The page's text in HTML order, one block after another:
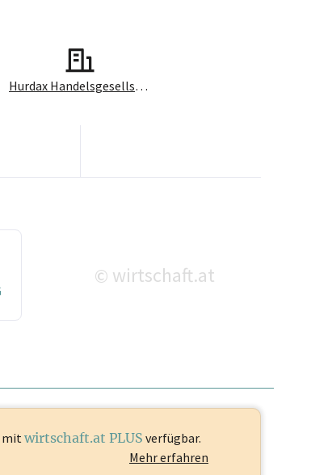
Hurdax Handelsgesellschaft mbH
© wirtschaft.at
mitwirtschaft.at PLUS verfügbar.
Mehr erfahren